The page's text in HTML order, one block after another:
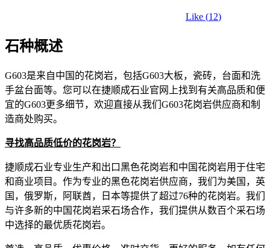
Like (12)
石种概述
G603是来自中国的花岗岩，包括G603大板，瓷砖，台面和洗
手盆台面等。您可以在捷顺成石业官网上找到有关高品质和便
宜的G603更多细节，欢迎直接从我们G603花岗岩供应商和制
造商处购买。
寻找高品质低价的花岗岩？
捷顺成石业专业生产和出口黑色花岗岩和中国花岗岩用于住宅
和商业项目。作为专业的黑色花岗岩供应商，我们为美国，英
国，俄罗斯，阿联酋，日本等提供了超过76种的花岗岩。我们
与许多新的中国花岗岩采石场合作，我们提供从数百个采石场
中选择的最优质花岗岩。